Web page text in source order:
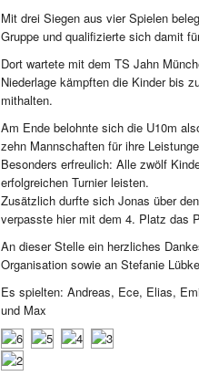
Mit drei Siegen aus vier Spielen
Gruppe und qualifizierte sich damit
Dort wartete mit dem TS Jahn
Niederlage kämpften die Kinder bis
mithalten.
Am Ende belohnte sich die U10m
zehn Mannschaften für ihre
Besonders erfreulich: Alle zwölf
erfolgreichen Turnier leisten.
Zusätzlich durfte sich Jonas über
verpasste hier mit dem 4. Platz das
An dieser Stelle ein herzliches
Organisation sowie an Stefanie
Es spielten: Andreas, Ece, Elias,
und Max